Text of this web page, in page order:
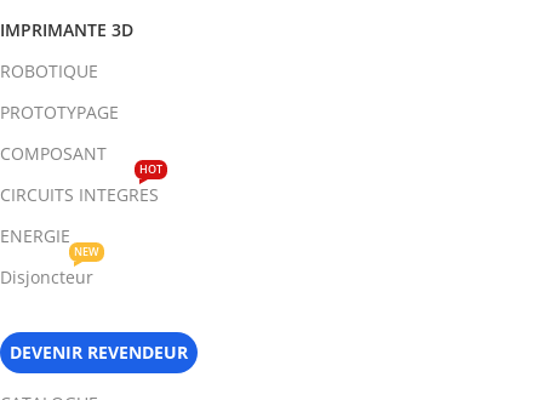
IMPRIMANTE 3D
ROBOTIQUE
PROTOTYPAGE
COMPOSANT
CIRCUITS INTEGRES
HOT
ENERGIE
Disjoncteur
NEW
DEVENIR REVENDEUR